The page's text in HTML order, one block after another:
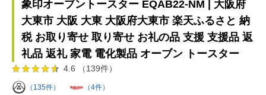
象印オーブントースター EQAB22-NM | 大阪府
大東市 大阪 大東 大阪府大東市 楽天ふるさと 納
税 お取り寄せ 取り寄せ お礼の品 支援 支援品 返
礼品 返礼 家電 電化製品 オーブン トースター
4.6 （139件）
（135件） （4件）